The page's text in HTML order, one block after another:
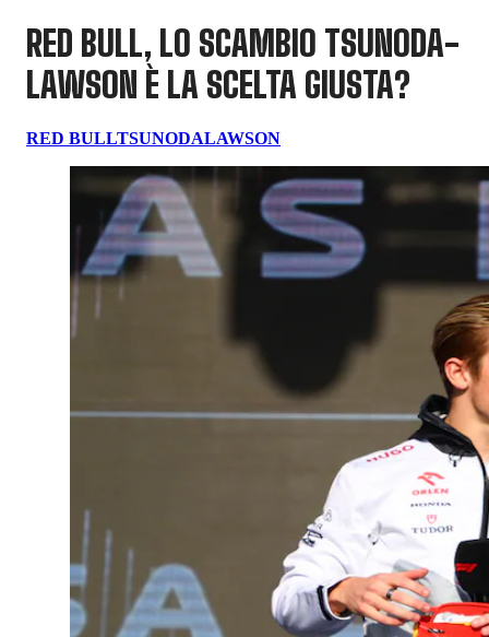
RED BULL, LO SCAMBIO TSUNODA-
LAWSON È LA SCELTA GIUSTA?
RED BULLTSUNODALAWSON